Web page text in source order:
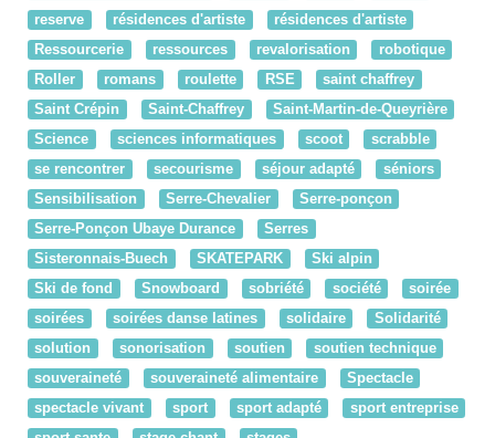
reserve
résidences d'artiste
résidences d'artiste
Ressourcerie
ressources revalorisation
robotique
Roller
romans roulette RSE
saint chaffrey
Saint Crépin
Saint-Chaffrey
Saint-Martin-de-Queyrière
Science
sciences informatiques scoot
scrabble
se rencontrer
secourisme séjour adapté
séniors
Sensibilisation
Serre-Chevalier
Serre-ponçon
Serre-Ponçon Ubaye Durance
Serres
Sisteronnais-Buech
SKATEPARK
Ski alpin
Ski de fond
Snowboard sobriété société
soirée
soirées
soirées danse latines solidaire
Solidarité
solution
sonorisation soutien
soutien technique
souveraineté
souveraineté alimentaire
Spectacle
spectacle vivant
sport sport adapté
sport entreprise